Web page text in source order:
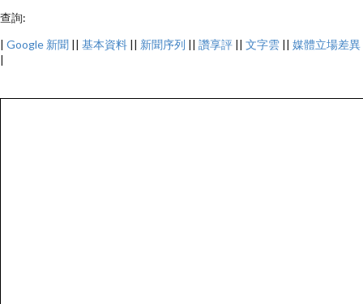
查詢:
| Google 新聞 || 基本資料 || 新聞序列 || 讚享評 || 文字雲 || 媒體立場差異
|